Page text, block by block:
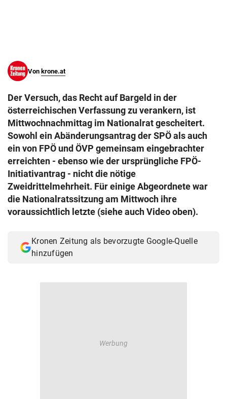
Von krone.at
Der Versuch, das Recht auf Bargeld in der
österreichischen Verfassung zu verankern, ist
Mittwochnachmittag im Nationalrat gescheitert.
Sowohl ein Abänderungsantrag der SPÖ als auch
ein von FPÖ und ÖVP gemeinsam eingebrachter
erreichten - ebenso wie der ursprüngliche FPÖ-
Initiativantrag - nicht die nötige
Zweidrittelmehrheit. Für einige Abgeordnete war
die Nationalratssitzung am Mittwoch ihre
voraussichtlich letzte (siehe auch Video oben).
Kronen Zeitung als bevorzugte Google-Quelle
hinzufügen